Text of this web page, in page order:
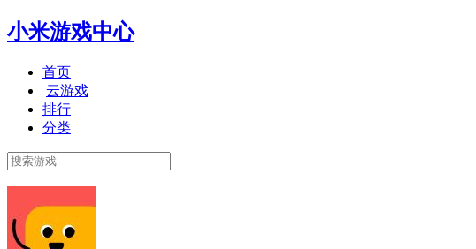
小米游戏中心
首页
云游戏
排行
分类